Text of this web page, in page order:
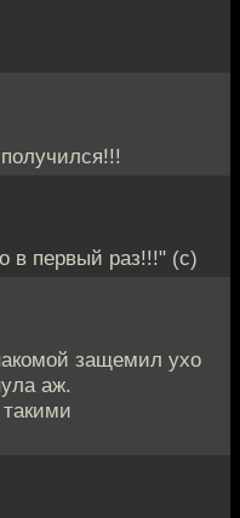
в первый раз!!!" (с)
защемил ухо
аж.